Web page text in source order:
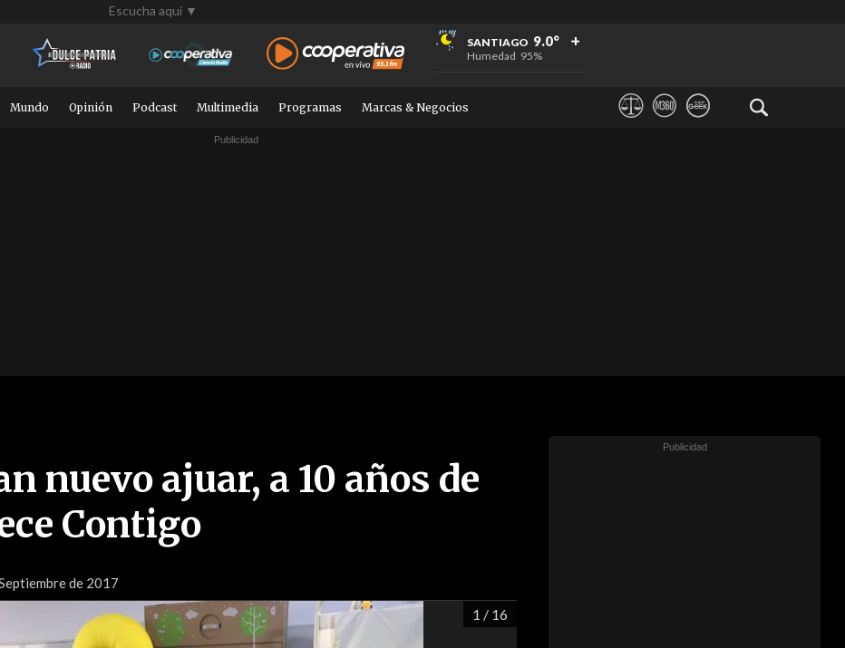
Escucha aquí ▼
SANTIAGO 9.0°
Humedad 95%
+
+
+
Mundo Opinión Podcast Multimedia Programas Marcas & Negocios
nuevo ajuar, a 10 años de
Contigo
de 2017
1 / 16